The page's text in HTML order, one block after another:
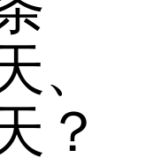
、
？